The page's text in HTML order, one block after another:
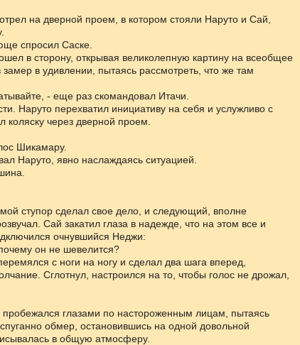
на дверной проем, в котором стояли Наруто и Сай,
спросил Саске.
в сторону, открывая великолепную картину на всеобщее
замер в удивлении, пытаясь рассмотреть, что же там
- еще раз скомандовал Итачи.
Наруто перехватил инициативу на себя и услужливо с
через дверной проем.
Шикамару.
Наруто, явно наслаждаясь ситуацией.
ступор сделал свое дело, и следующий, вполне
Сай закатил глаза в надежде, что на этом все и
очнувшийся Неджи:
он не шевелится?
с ноги на ногу и сделал два шага вперед,
Сглотнул, настроился на то, чтобы голос не дрожал,
глазами по настороженным лицам, пытаясь
обмер, остановившись на одной довольной
в общую атмосферу.